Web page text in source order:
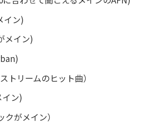
イン)
メイン)
リームのヒット曲）
ン)
がメイン）